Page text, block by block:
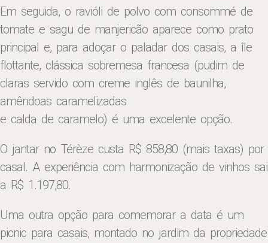
Em seguida, o ravióli de polvo com consommé de
tomate e sagu de manjericão aparece como prato
principal e, para adoçar o paladar dos casais, a île
flottante, clássica sobremesa francesa (pudim de
claras servido com creme inglês de baunilha,
amêndoas caramelizadas
e calda de caramelo) é uma excelente opção.
O jantar no Térèze custa R$ 858,80 (mais taxas) por
casal. A experiência com harmonização de vinhos sai
a R$ 1.197,80.
Uma outra opção para comemorar a data é um
picnic para casais, montado no jardim da propriedade